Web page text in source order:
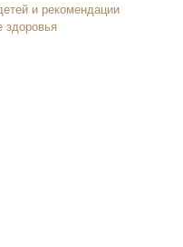
и рекомендации
здоровья